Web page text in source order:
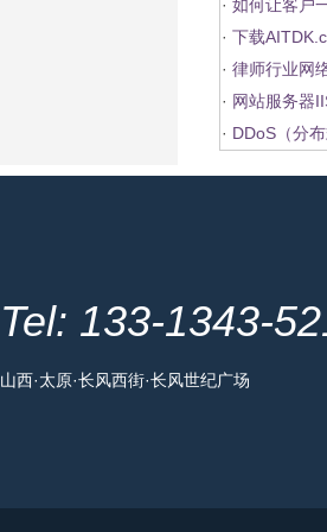
· 如何让客户
· 下载
· 律师行业网
· 网站服务器
· DDoS（分
Tel: 133-1343-
山西·太原·长风西街·长风世纪广场